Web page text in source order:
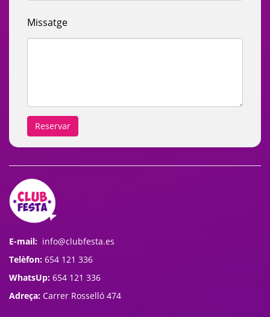
Missatge
E-mail: info@clubfesta.es
Telèfon: 654 121 336
WhatsUp: 654 121 336
Adreça: Carrer Rosselló 474